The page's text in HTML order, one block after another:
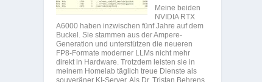
Meine beiden
NVIDIA RTX
A6000 haben inzwischen fünf Jahre auf dem
Buckel. Sie stammen aus der Ampere-
Generation und unterstützen die neueren
FP8-Formate moderner LLMs nicht mehr
direkt in Hardware. Trotzdem leisten sie in
meinem Homelab täglich treue Dienste als
souveräner KI-Server. Als Dr. Tristan Behrens